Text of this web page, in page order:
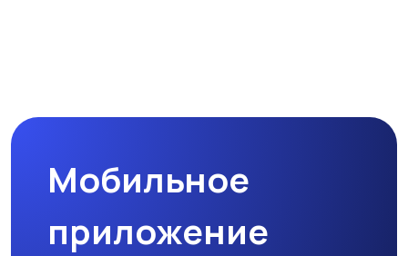
Мобильное
приложение